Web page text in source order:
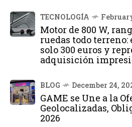
TECNOLOGÍA
Motor de 800 W,
ruedas todo terreno:
solo 300 euros y
adquisición
BLOG December 24,
GAME se Une a la
Geolocalizadas,
2026